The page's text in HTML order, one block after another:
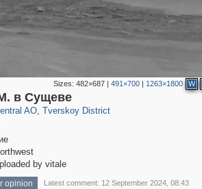
Sizes: 482×687 | 491×700 | 1263×1800 W
в Сущеве
AO
5,916
, Tverskoy District
53,055 2,283
by vitale
opinion Latest comment: 12 September 2024, 08:43